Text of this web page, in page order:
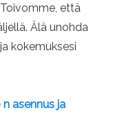
että
Älä unohda
kokemuksesi
asennus ja